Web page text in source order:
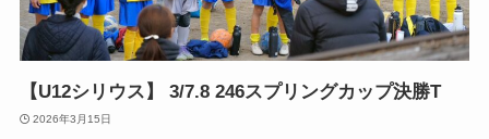
【U12シリウス】 3/7.8 246スプリングカップ決勝T
2026年3月15日